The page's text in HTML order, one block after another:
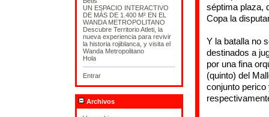
UN ESPACIO INTERACTIVO
DE MÁS DE 1.400 M² EN EL
WANDA METROPOLITANO
Descubre Territorio Atleti, la
nueva experiencia para revivir
la historia rojiblanca, y visita el
Wanda Metropolitano
Hola
Entrar
Archivos
séptima plaza,
Copa la
Y la batalla no
destinados a
por una fina
(quinto) del
conjunto